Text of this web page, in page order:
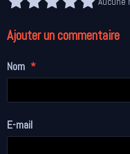
Ajouter un commentaire
Nom
E-mail